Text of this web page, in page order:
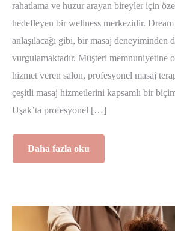
rahatlama ve huzur arayan bireyler için
hedefleyen bir wellness merkezidir. Dream
anlaşılacağı gibi, bir masaj deneyiminden
vurgulamaktadır. Müşteri memnuniyetine
hizmet veren salon, profesyonel masaj
çeşitli masaj hizmetlerini kapsamlı bir
Uşak’ta profesyonel […]
Daha fazla oku